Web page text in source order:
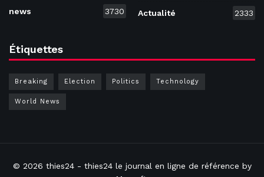
news 3730 Actualité 2333
Étiquettes
Breaking Election Politics Technology
World News
© 2026 thies24- thies24 le journal en ligne de référence by